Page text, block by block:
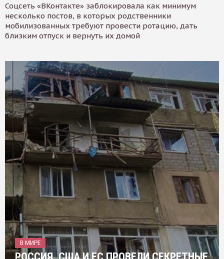
Соцсеть «ВКонтакте» заблокировала как минимум
несколько постов, в которых родственники
мобилизованных требуют провести ротацию, дать
близким отпуск и вернуть их домой
В МИРЕ